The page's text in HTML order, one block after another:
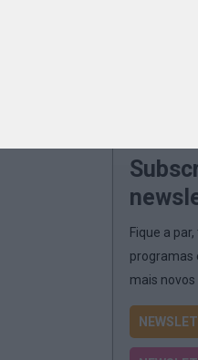
Fique a
programas
mais novos